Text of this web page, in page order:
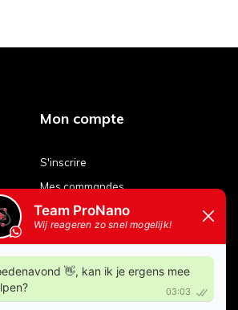
Mon compte
S'inscrire
Mes commandes
Mes billets
Ma liste de souhaits
Comparer les produits